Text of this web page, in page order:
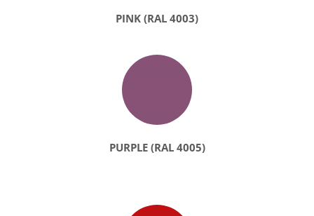
PINK (RAL 4003)
PURPLE (RAL 4005)